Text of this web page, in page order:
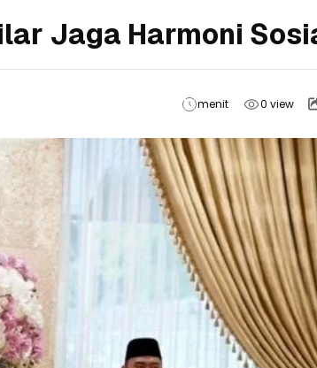
Jaga Harmoni
menit 0view